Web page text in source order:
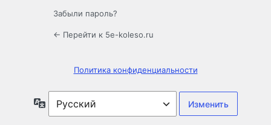
Забыли пароль?
← Перейти к 5e-koleso.ru
Политика конфиденциальности
Язык